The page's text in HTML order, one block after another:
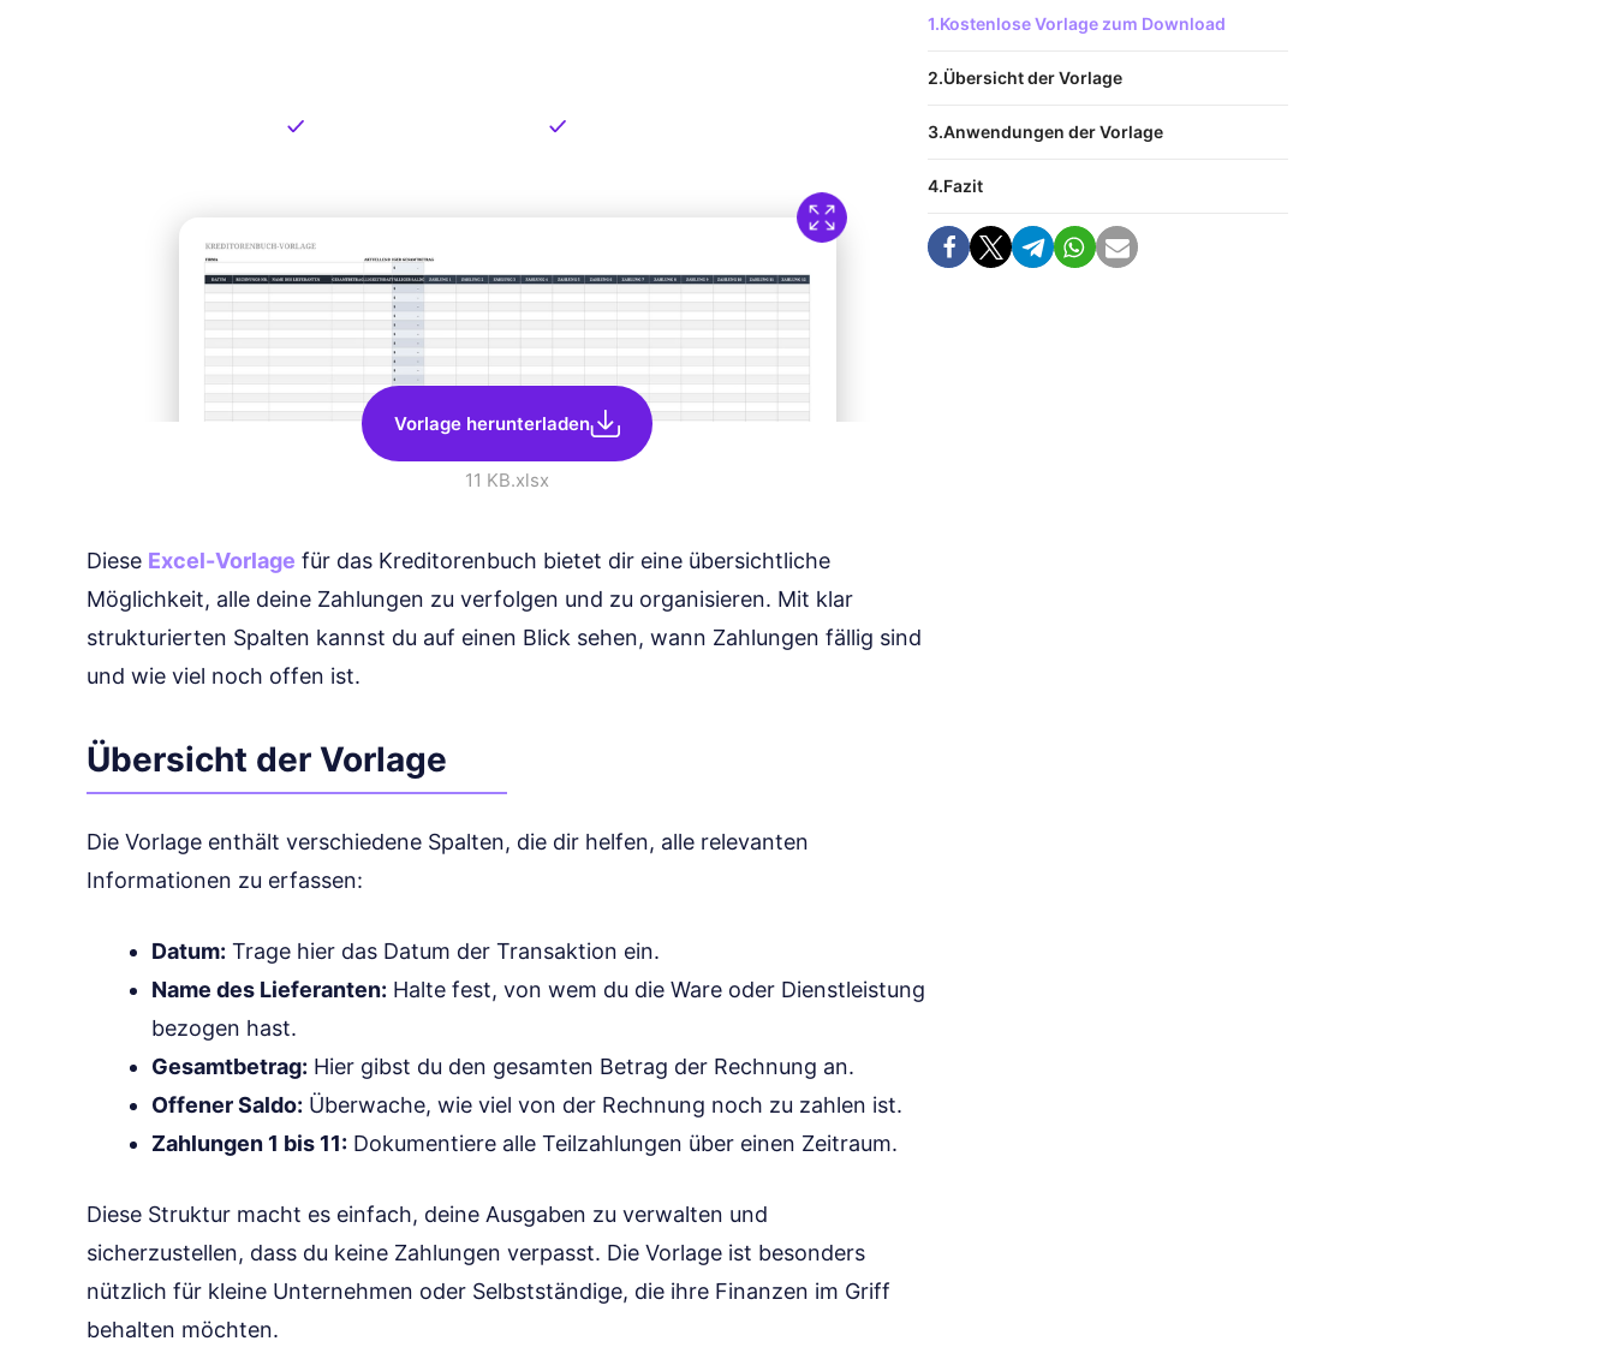
Vorlage herunterladen
11 KB.xlsx
Diese Excel-Vorlage für das Kreditorenbuch bietet dir eine übersichtliche
Möglichkeit, alle deine Zahlungen zu verfolgen und zu organisieren. Mit klar
strukturierten Spalten kannst du auf einen Blick sehen, wann Zahlungen fällig sind
und wie viel noch offen ist.
Übersicht der Vorlage
Die Vorlage enthält verschiedene Spalten, die dir helfen, alle relevanten
Informationen zu erfassen:
Datum: Trage hier das Datum der Transaktion ein.
Name des Lieferanten: Halte fest, von wem du die Ware oder Dienstleistung
bezogen hast.
Gesamtbetrag: Hier gibst du den gesamten Betrag der Rechnung an.
Offener Saldo: Überwache, wie viel von der Rechnung noch zu zahlen ist.
Zahlungen 1 bis 11: Dokumentiere alle Teilzahlungen über einen Zeitraum.
Diese Struktur macht es einfach, deine Ausgaben zu verwalten und
sicherzustellen, dass du keine Zahlungen verpasst. Die Vorlage ist besonders
nützlich für kleine Unternehmen oder Selbstständige, die ihre Finanzen im Griff
behalten möchten.
Kostenlose Vorlage zum Download
Übersicht der Vorlage
Anwendungen der Vorlage
Fazit